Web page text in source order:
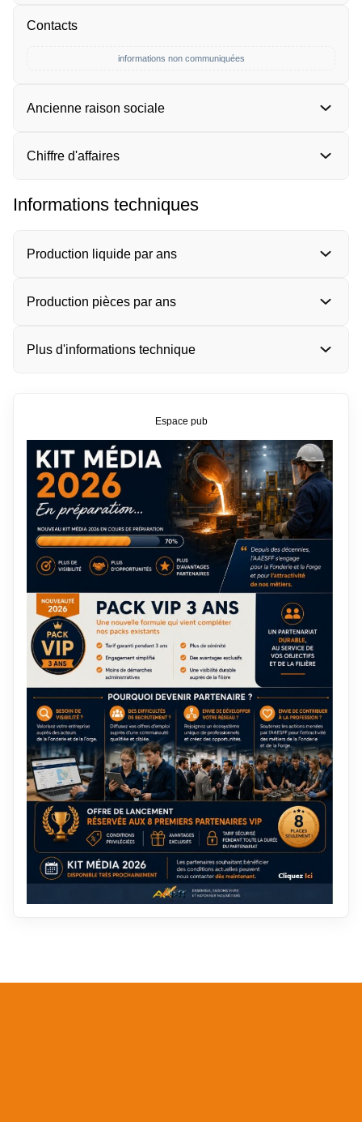
Contacts
informations non communiquées
Ancienne raison sociale
Chiffre d'affaires
Informations techniques
Production liquide par ans
Production pièces par ans
Plus d'informations technique
Espace pub